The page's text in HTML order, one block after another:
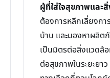
ผู้ที่ใส่ใจสุขภาพและ
ต้องการหลีกเลี่ยงกา
บ้าน และมองหาผลิ
เป็นมิตรต่อสิ่งแวดล้
ต่อสุขภาพในระยะยา